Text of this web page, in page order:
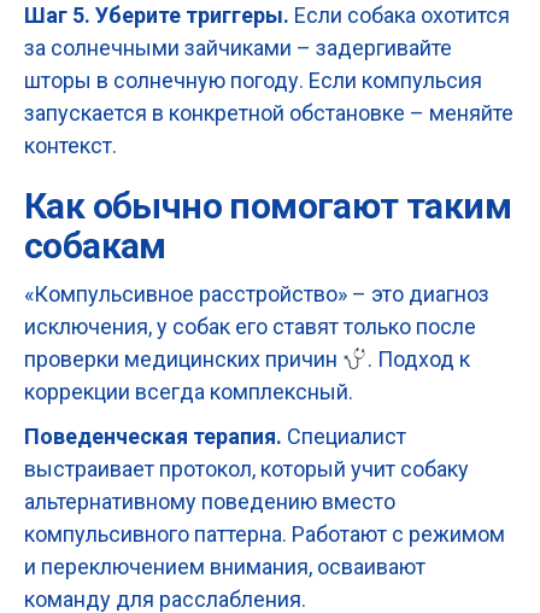
Шаг 5. Уберите триггеры. Если собака охотится
за солнечными зайчиками – задергивайте
шторы в солнечную погоду. Если компульсия
запускается в конкретной обстановке – меняйте
контекст.
Как обычно помогают таким
собакам
«Компульсивное расстройство» – это диагноз
исключения, у собак его ставят только после
проверки медицинских причин
. Подход к
коррекции всегда комплексный.
Поведенческая терапия. Специалист
выстраивает протокол, который учит собаку
альтернативному поведению вместо
компульсивного паттерна. Работают с режимом
и переключением внимания, осваивают
команду для расслабления.